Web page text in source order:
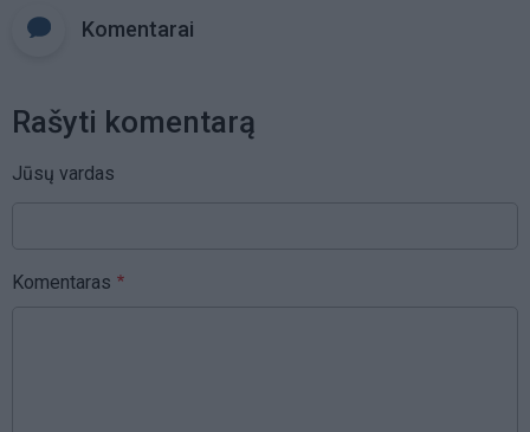
Komentarai
Rašyti komentarą
Jūsų vardas
Komentaras